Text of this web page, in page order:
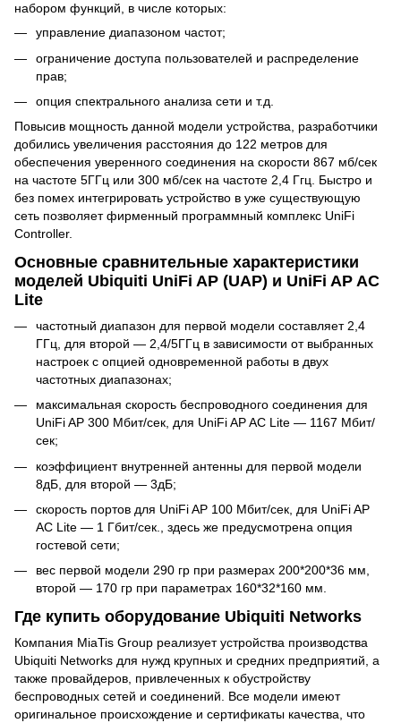
набором функций, в числе которых:
управление диапазоном частот;
ограничение доступа пользователей и распределение
прав;
опция спектрального анализа сети и т.д.
Повысив мощность данной модели устройства, разработчики
добились увеличения расстояния до 122 метров для
обеспечения уверенного соединения на скорости 867 мб/сек
на частоте 5ГГц или 300 мб/сек на частоте 2,4 Ггц. Быстро и
без помех интегрировать устройство в уже существующую
сеть позволяет фирменный программный комплекс UniFi
Controller.
Основные сравнительные характеристики
моделей Ubiquiti UniFi AP (UAP) и UniFi AP AC
Lite
частотный диапазон для первой модели составляет 2,4
ГГц, для второй — 2,4/5ГГц в зависимости от выбранных
настроек с опцией одновременной работы в двух
частотных диапазонах;
максимальная скорость беспроводного соединения для
UniFi AP 300 Мбит/сек, для UniFi AP AC Lite — 1167 Мбит/
сек;
коэффициент внутренней антенны для первой модели
8дБ, для второй — 3дБ;
скорость портов для UniFi AP 100 Мбит/сек, для UniFi AP
AC Lite — 1 Гбит/сек., здесь же предусмотрена опция
гостевой сети;
вес первой модели 290 гр при размерах 200*200*36 мм,
второй — 170 гр при параметрах 160*32*160 мм.
Где купить оборудование Ubiquiti Networks
Компания MiaTis Group реализует устройства производства
Ubiquiti Networks для нужд крупных и средних предприятий, а
также провайдеров, привлеченных к обустройству
беспроводных сетей и соединений. Все модели имеют
оригинальное происхождение и сертификаты качества, что